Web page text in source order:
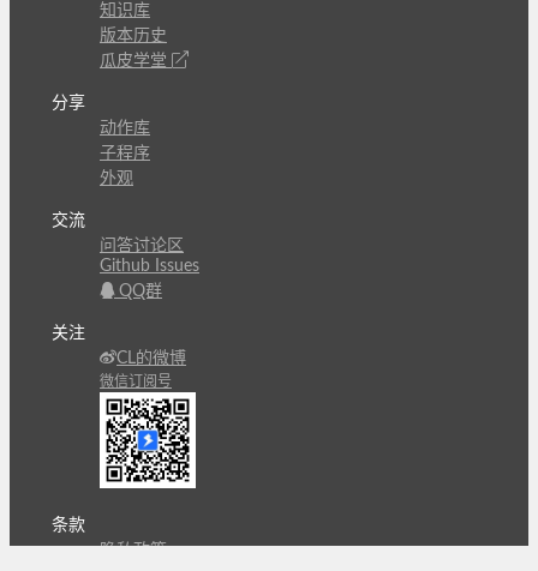
知识库
版本历史
瓜皮学堂
分享
动作库
子程序
外观
交流
问答讨论区
Github Issues
QQ群
关注
CL的微博
微信订阅号
条款
隐私政策